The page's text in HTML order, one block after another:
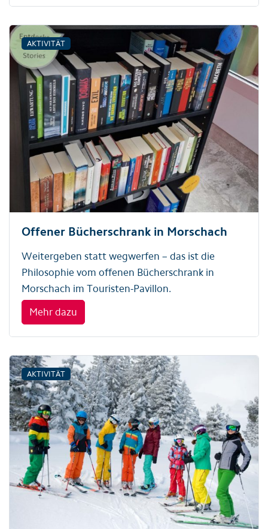
AKTIVITÄT
Offener Bücherschrank in Morschach
Weitergeben statt wegwerfen – das ist die
Philosophie vom offenen Bücherschrank in
Morschach im Touristen-Pavillon.
Mehr dazu
AKTIVITÄT